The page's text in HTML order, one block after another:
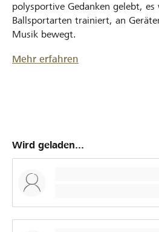
polysportive Gedanken gelebt, es
Ballsportarten trainiert, an
Musik bewegt.
Mehr erfahren
Wird geladen...